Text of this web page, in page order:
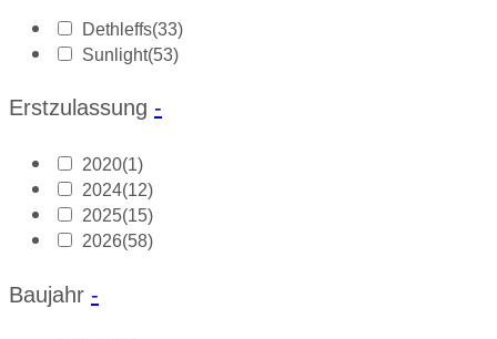
Dethleffs(33)
Sunlight(53)
Erstzulassung -
2020(1)
2024(12)
2025(15)
2026(58)
Baujahr -